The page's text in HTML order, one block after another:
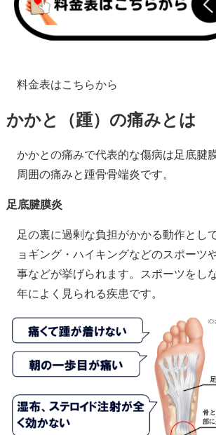
料金表はこちらから
かかと（踵）の痛みとは
かかとの痛みで代表的な傷病は足底腱
周囲の痛みと踵骨骨端炎です。
足底腱膜炎
足の裏に過剰な負担がかかる動作とし
ョギング・ハイキングなどのスポーツ
事などが挙げられます。スポーツをし
年によく見られる疾患です。